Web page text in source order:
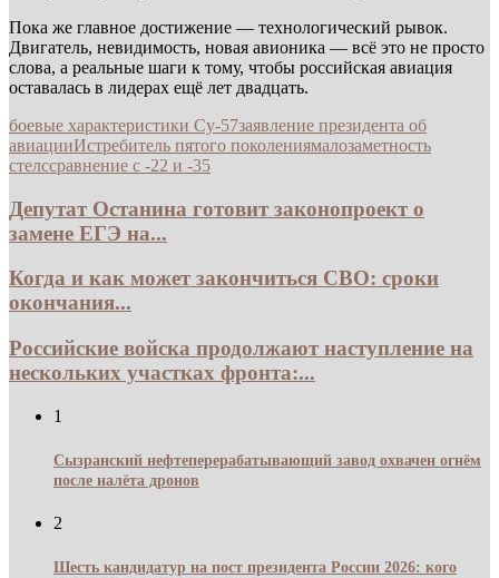
Пока же главное достижение — технологический рывок.
Двигатель, невидимость, новая авионика — всё это не просто
слова, а реальные шаги к тому, чтобы российская авиация
оставалась в лидерах ещё лет двадцать.
боевые характеристики Су-57заявление президента об
авиацииИстребитель пятого поколениямалозаметность
стелссравнение с -22 и -35
Депутат Останина готовит законопроект о
замене ЕГЭ на...
Когда и как может закончиться СВО: сроки
окончания...
Российские войска продолжают наступление на
нескольких участках фронта:...
1
Сызранский нефтеперерабатывающий завод охвачен огнём
после налёта дронов
2
Шесть кандидатур на пост президента России 2026: кого